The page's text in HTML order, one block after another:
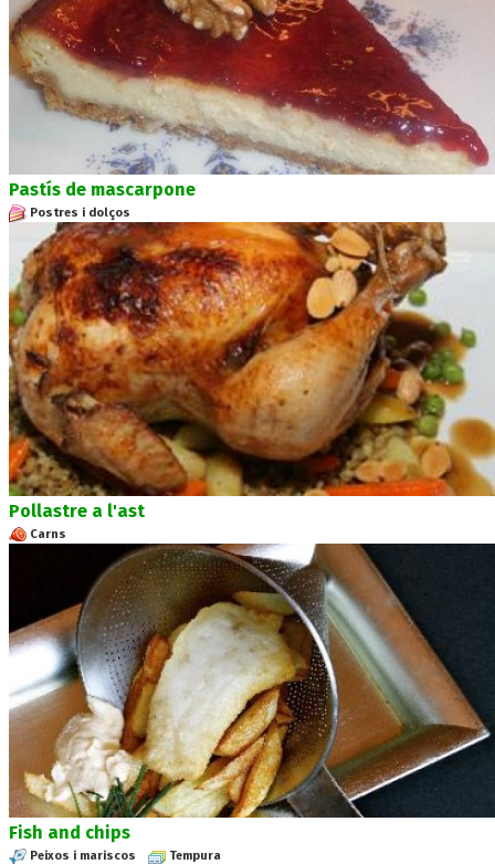
Pastís de mascarpone
Postres i dolços
Pollastre a l'ast
Carns
Fish and chips
Peixos i mariscos Tempura